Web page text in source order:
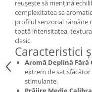
reușește să mențină
complexitatea sa
profilul senzorial rămâne
toată intensitatea,
clasic.
Caracteristici
Aromă Deplină Fără
extrem de satisfăcător
stimulante.